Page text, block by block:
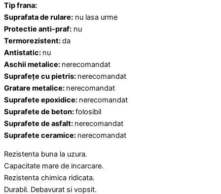
Tip frana:
Suprafata de rulare: nu lasa urme
Protectie anti-praf: nu
Termorezistent:da
Antistatic: nu
Aschii metalice: nerecomandat
Suprafețe cupietris: nerecomandat
Gratare metalice: nerecomandat
Suprafete epoxidice: nerecomandat
Suprafete de beton:folosibil
Suprafete de asfalt: nerecomandat
Suprafete ceramice: nerecomandat
Rezistenta buna la uzura.
Capacitate mare de incarcare.
Rezistenta chimica ridicata.
Durabil. Debavurat si vopsit.